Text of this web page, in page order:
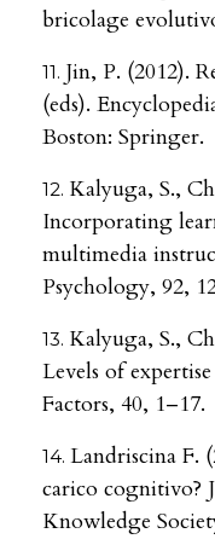
bricolage
Jin, P. (2012).
(eds).
Boston: Springer.
Kalyuga, S.,
Incorporating
multimedia
Psychology, 92,
Kalyuga, S.,
Levels of
Factors, 40, 1–17.
Landriscina F.
carico cognitivo?
Knowledge